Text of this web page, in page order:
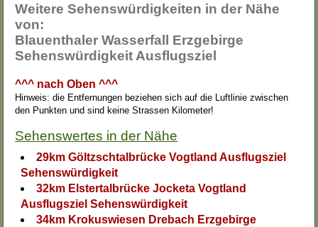
Weitere Sehenswürdigkeiten in der Nähe
von:
Blauenthaler Wasserfall Erzgebirge
Sehenswürdigkeit Ausflugsziel
^^^ nach Oben ^^^
Hinweis: die Entfernungen beziehen sich auf die Luftlinie zwischen
den Punkten und sind keine Strassen Kilometer!
Sehenswertes in der Nähe
29km Göltzschtalbrücke Vogtland Ausflugsziel
Sehenswürdigkeit
32km Elstertalbrücke Jocketa Vogtland
Ausflugsziel Sehenswürdigkeit
34km Krokuswiesen Drebach Erzgebirge